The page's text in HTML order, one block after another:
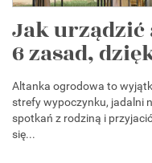
Jak urządzić
6 zasad,
Altanka ogrodowa to
strefy wypoczynku, jadalni
spotkań z rodziną i
się...